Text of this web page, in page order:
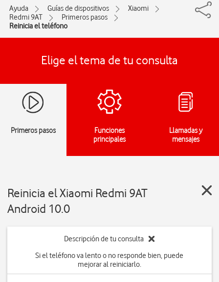
Ayuda Guías de dispositivos
Xiaomi
Redmi 9AT
Primeros pasos
Reinicia el teléfono
Elige el tema de tu consulta
Primeros pasos
Funciones
principales
Llamadas y
mensajes
Reinicia el Xiaomi Redmi 9AT
Android 10.0
Descripción de tu consulta
Si el teléfono va lento o no responde bien, puede
mejorar al reiniciarlo.